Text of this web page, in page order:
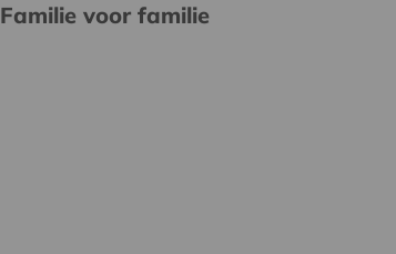
Familie voor familie